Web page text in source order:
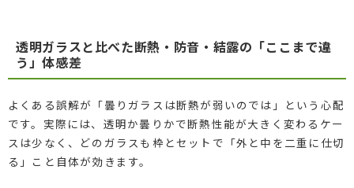
透明ガラスと比べた断熱・防音・結露の「ここまで違
う」体感差
よくある誤解が「曇りガラスは断熱が弱いのでは」という心配
です。実際には、透明か曇りかで断熱性能が大きく変わるケー
スは少なく、どのガラスも枠とセットで「外と中を二重に仕切
る」こと自体が効きます。